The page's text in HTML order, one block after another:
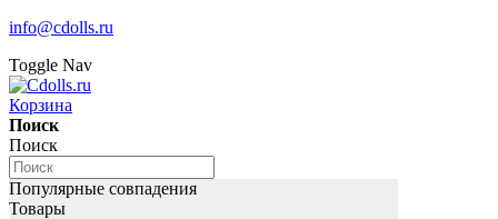
info@cdolls.ru
Toggle Nav
Корзина
Поиск
Поиск
Популярные совпадения
Товары